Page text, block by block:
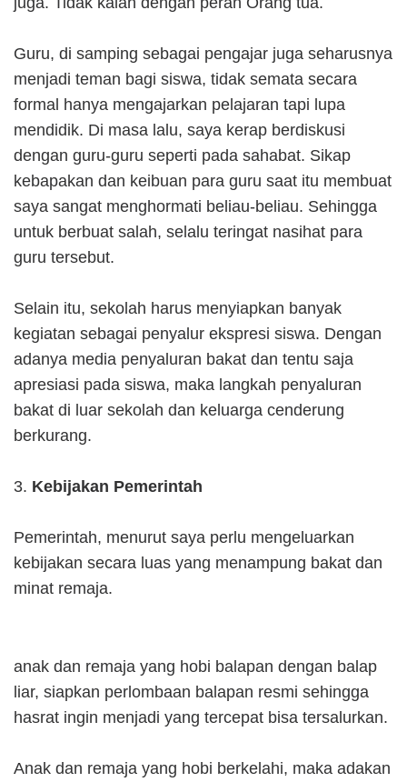
Guru, di samping sebagai pengajar juga seharusnya
menjadi teman bagi siswa, tidak semata secara
formal hanya mengajarkan pelajaran tapi lupa
mendidik. Di masa lalu, saya kerap berdiskusi
dengan guru-guru seperti pada sahabat. Sikap
kebapakan dan keibuan para guru saat itu membuat
saya sangat menghormati beliau-beliau. Sehingga
untuk berbuat salah, selalu teringat nasihat para
guru tersebut.
Selain itu, sekolah harus menyiapkan banyak
kegiatan sebagai penyalur ekspresi siswa. Dengan
adanya media penyaluran bakat dan tentu saja
apresiasi pada siswa, maka langkah penyaluran
bakat di luar sekolah dan keluarga cenderung
berkurang.
3. Kebijakan Pemerintah
Pemerintah, menurut saya perlu mengeluarkan
kebijakan secara luas yang menampung bakat dan
minat remaja.
anak dan remaja yang hobi balapan dengan balap
liar, siapkan perlombaan balapan resmi sehingga
hasrat ingin menjadi yang tercepat bisa tersalurkan.
Anak dan remaja yang hobi berkelahi, maka adakan